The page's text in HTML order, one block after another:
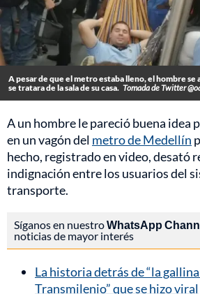
A pesar de que el metro estaba lleno, el hombre se
se tratara de la sala de su casa. Tomada de Twitter
A un hombre le pareció buena idea
en un vagón del metro de Medellín
hecho, registrado en video, desató
indignación entre los usuarios del
transporte.
Síganos en nuestroWhatsApp
noticias de mayor interés
La historia detrás de “la
Transmilenio” que se hizo viral